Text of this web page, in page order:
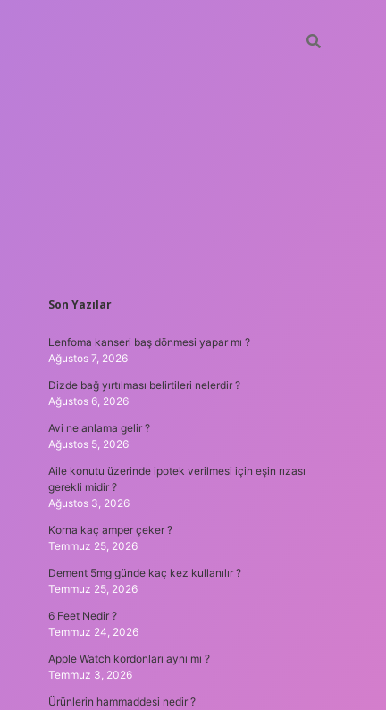
SIDEBAR
Son Yazılar
Lenfoma kanseri baş dönmesi yapar mı ?
Ağustos 7, 2026
Dizde bağ yırtılması belirtileri nelerdir ?
Ağustos 6, 2026
Avi ne anlama gelir ?
Ağustos 5, 2026
Aile konutu üzerinde ipotek verilmesi için eşin rızası
gerekli midir ?
Ağustos 3, 2026
Korna kaç amper çeker ?
Temmuz 25, 2026
Dement 5mg günde kaç kez kullanılır ?
Temmuz 25, 2026
6 Feet Nedir ?
Temmuz 24, 2026
Apple Watch kordonları aynı mı ?
Temmuz 3, 2026
Ürünlerin hammaddesi nedir ?
vdcasino güncel giriş